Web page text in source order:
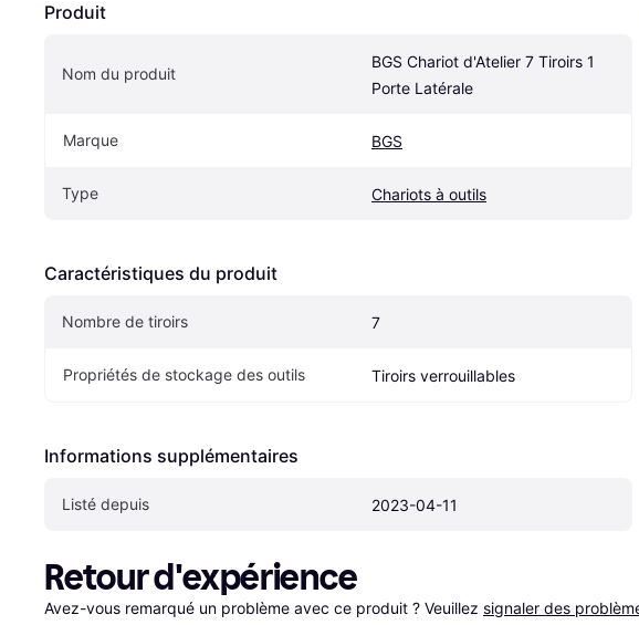
Produit
Nom du produit
BGS Chariot d'Atelier 7 Tiroirs 1
Porte Latérale
Marque BGS
Type Chariots à outils
Caractéristiques du produit
Nombre de tiroirs 7
Propriétés de stockage des outils Tiroirs verrouillables
Informations supplémentaires
Listé depuis 2023-04-11
Retour d'expérience
Avez-vous remarqué un problème avec ce produit ? Veuillez signaler des